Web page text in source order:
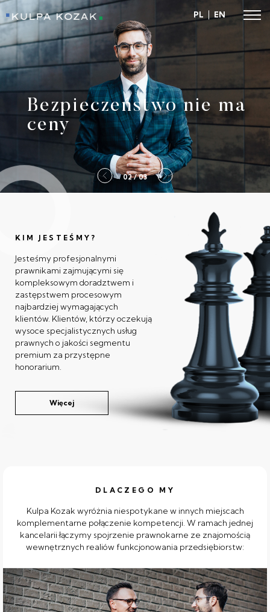
Kulpa Kozak
PL EN
Bezpieczeństwo nie ma
ceny
2 / 03
KIM JESTEŚMY?
Jesteśmy profesjonalnymi
prawnikami zajmującymi się
kompleksowym doradztwem i
zastępstwem procesowym
najbardziej wymagających
klientów. Klientów, którzy oczekują
wysoce specjalistycznych usług
prawnych o jakości segmentu
premium za przystępne
honorarium.
Więcej
DLACZEGO MY
Kulpa Kozak wyróżnia niespotykane w innych miejscach
komplementarne połączenie kompetencji. W ramach jednej
kancelarii łączymy spojrzenie prawnokarne ze znajomością
wewnętrznych realiów funkcjonowania przedsiębiorstw: